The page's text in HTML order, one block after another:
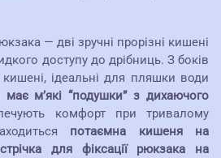
— дві зручні прорізні кишені
доступу до дрібниць. З боків
ідеальні для пляшки води
має м’які “подушки” з дихаючого
комфорт при тривалому
потаємна кишеня на
стрічка для фіксації рюкзака на